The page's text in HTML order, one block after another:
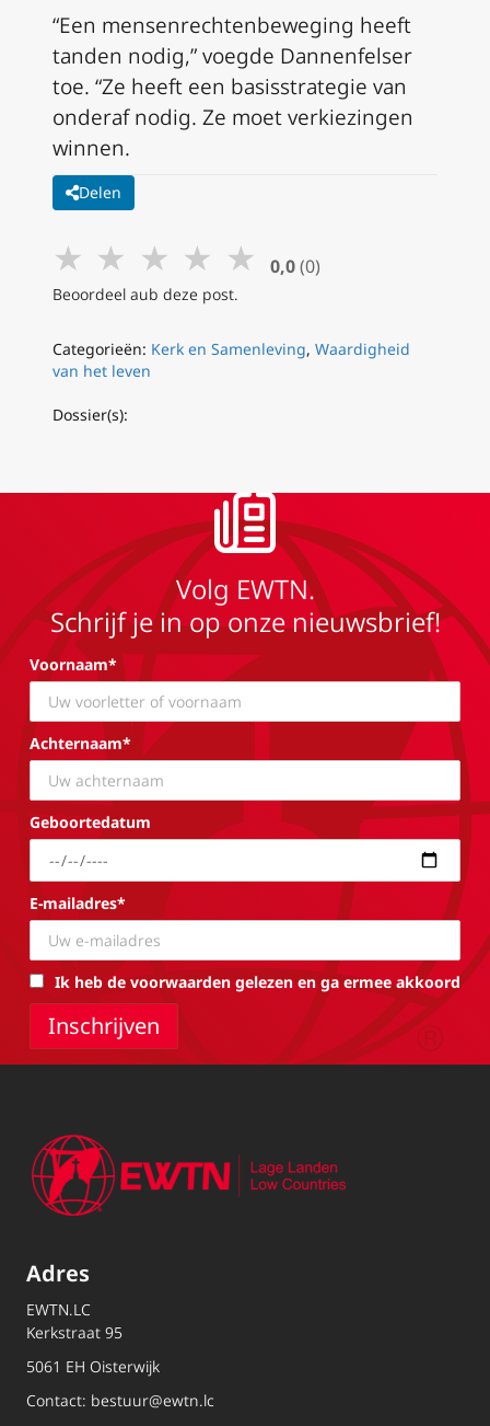
“Een mensenrechtenbeweging heeft
tanden nodig,” voegde Dannenfelser
toe. “Ze heeft een basisstrategie van
onderaf nodig. Ze moet verkiezingen
winnen.
Delen
★ ★ ★ ★ ★ 0,0 (0)
Beoordeel aub deze post.
Categorieën: Kerk en Samenleving, Waardigheid
van het leven
Dossier(s):
Volg EWTN.
Schrijf je in op onze nieuwsbrief!
Voornaam*
Achternaam*
Geboortedatum
E-mailadres*
Ik heb de voorwaarden gelezen en ga ermee akkoord
Adres
EWTN.LC
Kerkstraat 95
5061 EH Oisterwijk
Contact: bestuur@ewtn.lc